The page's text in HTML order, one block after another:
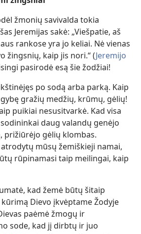
žmonių savivalda tokia
Jeremijas sakė: „Viešpatie, aš
rankose yra jo keliai. Nė vienas
žingsnių, kaip jis nori.“ (Jeremijo
pasirodė esą šie žodžiai!
po sodą arba parką. Kaip
gražių medžių, krūmų, gėlių!
puikiai nesusitvarkė. Kad visa
daug valandų genėjo
prižiūrėjo gėlių klombas.
mūsų žemiškieji namai,
rūpinamasi taip meilingai, kaip
kad žemė būtų šitaip
Dievo įkvėptame Žodyje
paėmė žmogų ir
sode, kad jį dirbtų ir juo